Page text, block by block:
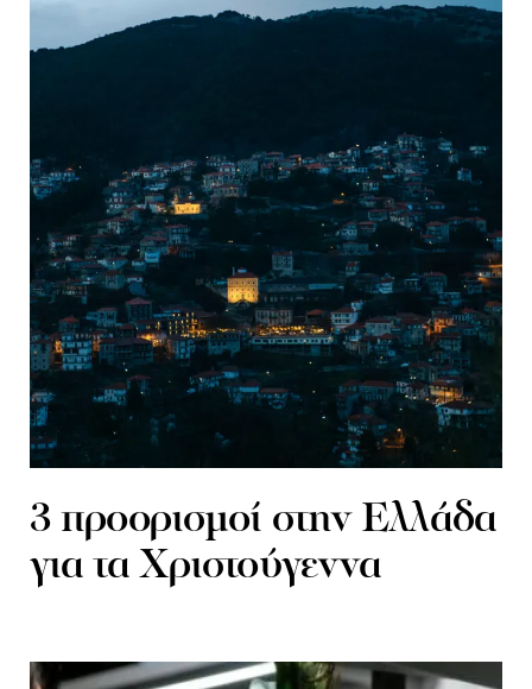
3 προορισμοί στην Ελλάδα
για τα Χριστούγεννα